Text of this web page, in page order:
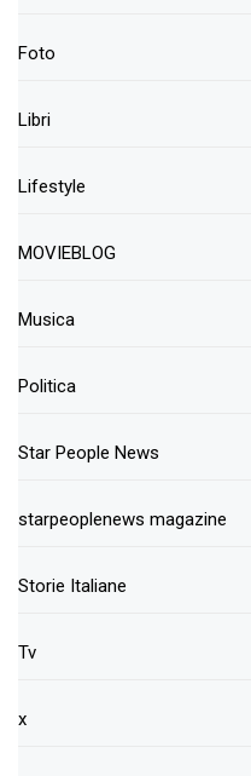
Foto
Libri
Lifestyle
MOVIEBLOG
Musica
Politica
Star People News
starpeoplenews magazine
Storie Italiane
Tv
x